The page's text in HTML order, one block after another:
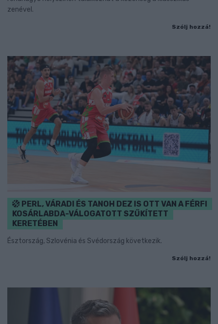
zenével.
Szólj hozzá!
PERL, VÁRADI ÉS TANOH DEZ IS OTT VAN A FÉRFI
KOSÁRLABDA-VÁLOGATOTT SZŰKÍTETT
KERETÉBEN
Észtország, Szlovénia és Svédország következik.
Szólj hozzá!